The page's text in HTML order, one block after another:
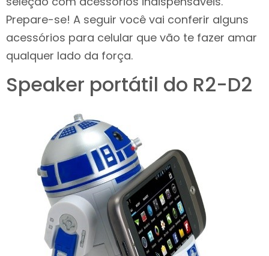
Prepare-se! A seguir você vai conferir alguns
acessórios para celular que vão te fazer amar
qualquer lado da força.
Speaker portátil do R2-D2